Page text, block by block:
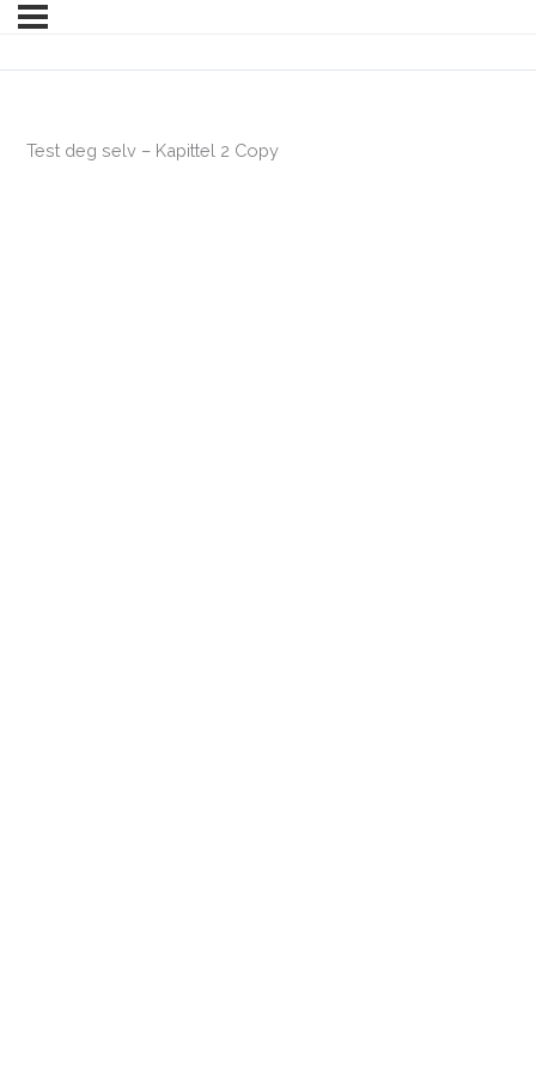
Test deg selv – Kapittel 2 Copy